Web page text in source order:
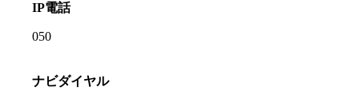
IP電話
050
ナビダイヤル